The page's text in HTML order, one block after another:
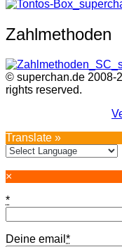
Zahlmethoden
© superchan.de 2008-
rights reserved.
Translate »
×
*
Deine email *